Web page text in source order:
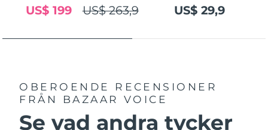
US$ 263,9
US$ 199 US$ 29,9
OBEROENDE RECENSIONER
FRÅN BAZAAR VOICE
Se vad andra tycker